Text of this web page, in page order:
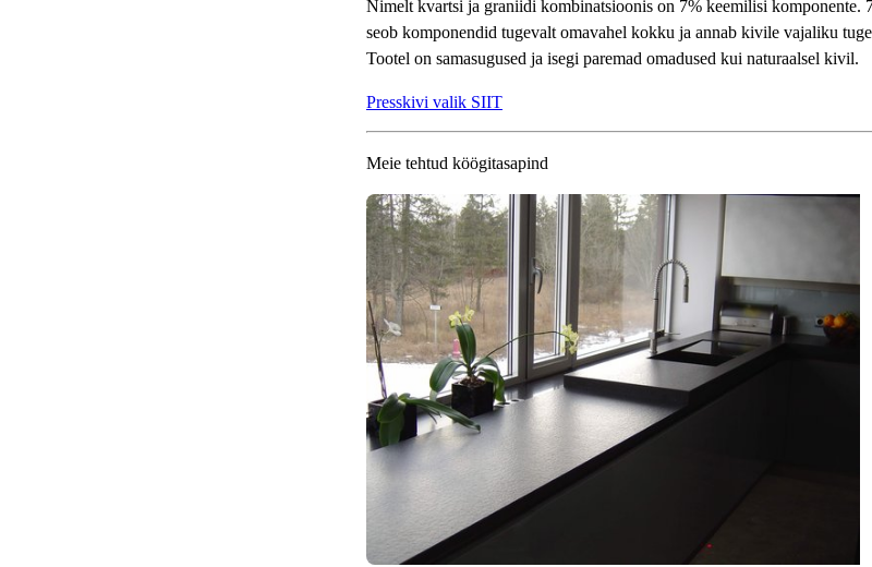
Nimelt kvartsi ja graniidi kombinatsioonis on 7% keemilisi komponente.
seob komponendid tugevalt omavahel kokku ja annab kivile vajaliku
Tootel on samasugused ja isegi paremad omadused kui naturaalsel kivil.
Presskivi valik SIIT
Meie tehtud köögitasapind